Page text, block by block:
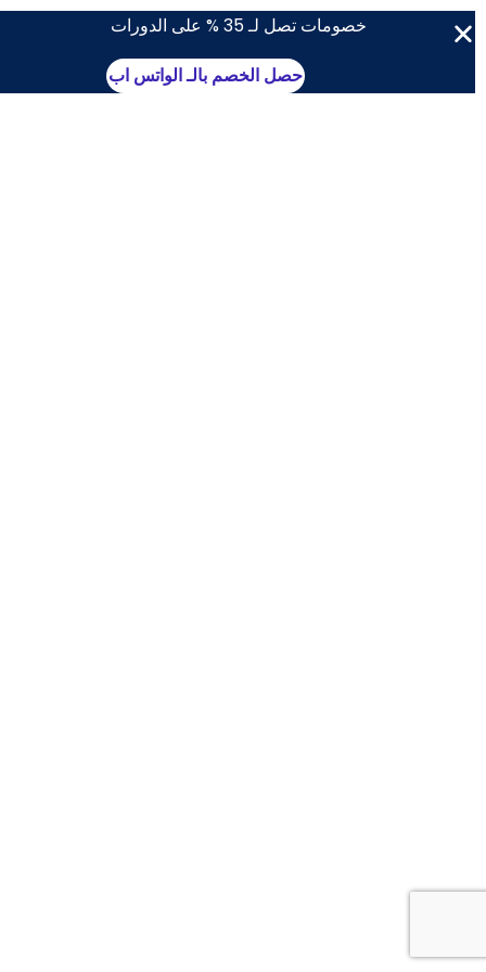
خصومات تصل لـ 35 % على الدورات
حصل الخصم بالـ الواتس اب